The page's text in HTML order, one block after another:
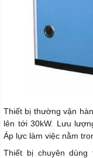
Thiết bị thường vận
lên tới 30kW. Lưu
Áp lực làm việc nằm
Thiết bị chuyên dùng